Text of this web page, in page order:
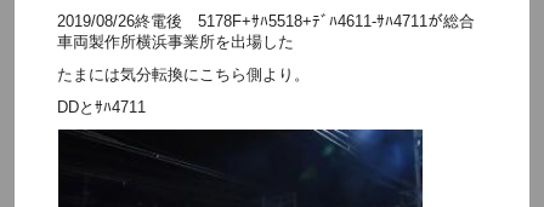
2019/08/26終電後 5178F+ｻﾊ5518+ﾃﾞﾊ4611-ｻﾊ4711が総合
車両製作所横浜事業所を出場した
たまには気分転換にこちら側より。
DDとｻﾊ4711